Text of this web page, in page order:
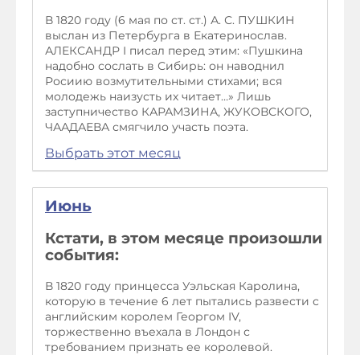
В 1820 году (6 мая по ст. ст.) А. С. ПУШКИН
выслан из Петербурга в Екатеринослав.
АЛЕКСАНДР I писал перед этим: «Пушкина
надобно сослать в Сибирь: он наводнил
Росиию возмутительными стихами; вся
молодежь наизусть их читает…» Лишь
заступничество КАРАМЗИНА, ЖУКОВСКОГО,
ЧААДАЕВА смягчило участь поэта.
Выбрать этот месяц
Июнь
Кстати, в этом месяце произошли
события:
В 1820 году принцесса Уэльская Каролина,
которую в течение 6 лет пытались развести с
английским королем Георгом IV,
торжественно въехала в Лондон с
требованием признать ее королевой.